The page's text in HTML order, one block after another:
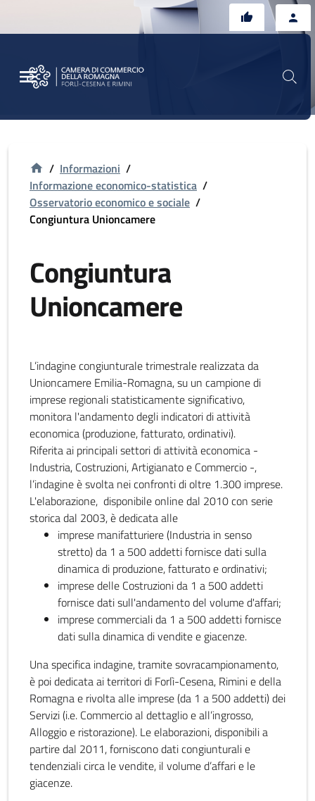
/ Informazioni /
Informazione economico-statistica /
Osservatorio economico e sociale /
Congiuntura Unioncamere
Congiuntura
Unioncamere
L’indagine congiunturale trimestrale realizzata da
Unioncamere Emilia-Romagna, su un campione di
imprese regionali statisticamente significativo,
monitora l'andamento degli indicatori di attività
economica (produzione, fatturato, ordinativi).
Riferita ai principali settori di attività economica -
Industria, Costruzioni, Artigianato e Commercio -,
l’indagine è svolta nei confronti di oltre 1.300 imprese.
L'elaborazione, disponibile online dal 2010 con serie
storica dal 2003, è dedicata alle
imprese manifatturiere (Industria in senso
stretto) da 1 a 500 addetti fornisce dati sulla
dinamica di produzione, fatturato e ordinativi;
imprese delle Costruzioni da 1 a 500 addetti
fornisce dati sull'andamento del volume d'affari;
imprese commerciali da 1 a 500 addetti fornisce
dati sulla dinamica di vendite e giacenze.
Una specifica indagine, tramite sovracampionamento,
è poi dedicata ai territori di Forlì-Cesena, Rimini e della
Romagna e rivolta alle imprese (da 1 a 500 addetti) dei
Servizi (i.e. Commercio al dettaglio e all’ingrosso,
Alloggio e ristorazione). Le elaborazioni, disponibili a
partire dal 2011, forniscono dati congiunturali e
tendenziali circa le vendite, il volume d’affari e le
giacenze.